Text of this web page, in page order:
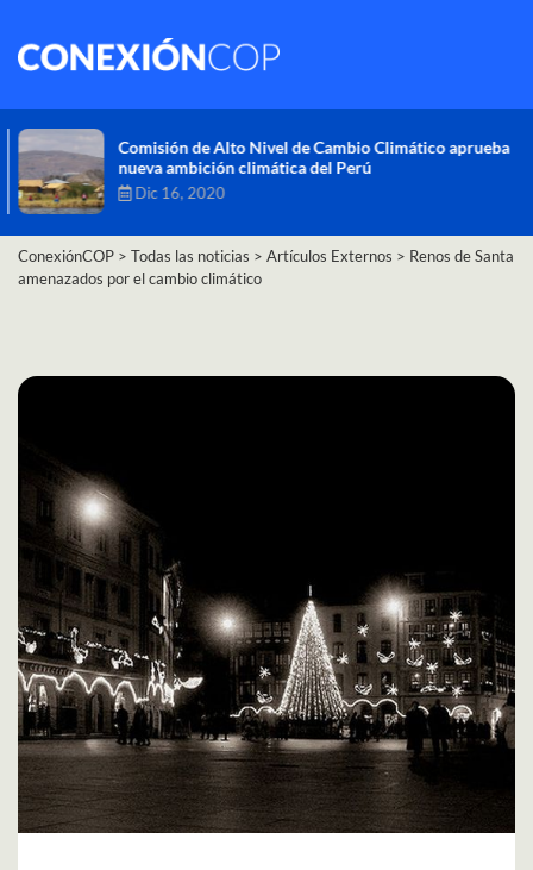
Comisión de Alto Nivel de Cambio Climático aprueba
nueva ambición climática del Perú
Dic 16, 2020
ConexiónCOP > Todas las noticias > Artículos Externos > Renos de Santa
amenazados por el cambio climático